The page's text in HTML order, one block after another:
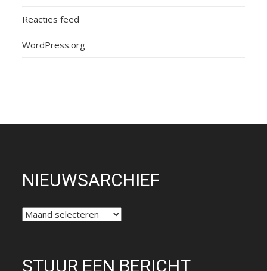
Reacties feed
WordPress.org
NIEUWSARCHIEF
NIEUWSARCHIEF
STUUR EEN BERICHT